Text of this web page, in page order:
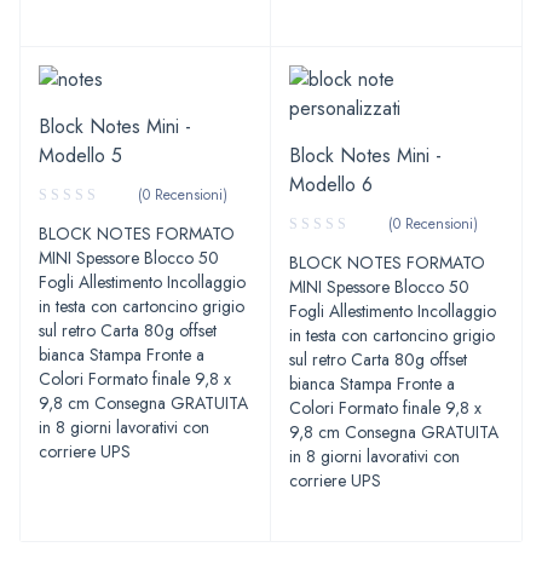
Block Notes Mini -
Modello 5
(0 Recensioni)
BLOCK NOTES FORMATO
MINI Spessore Blocco 50
Fogli Allestimento Incollaggio
in testa con cartoncino grigio
sul retro Carta 80g offset
bianca Stampa Fronte a
Colori Formato finale 9,8 x
9,8 cm Consegna GRATUITA
in 8 giorni lavorativi con
corriere UPS
Block Notes Mini -
Modello 6
(0 Recensioni)
BLOCK NOTES FORMATO
MINI Spessore Blocco 50
Fogli Allestimento Incollaggio
in testa con cartoncino grigio
sul retro Carta 80g offset
bianca Stampa Fronte a
Colori Formato finale 9,8 x
9,8 cm Consegna GRATUITA
in 8 giorni lavorativi con
corriere UPS